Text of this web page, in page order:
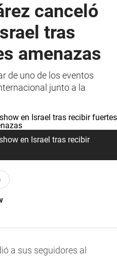
canceló
tras
amenazas
de uno de los eventos
junto a la
en Israel tras recibir
a sus seguidores al